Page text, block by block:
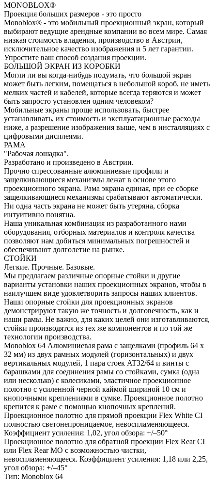
MONOBLOX®
Проекция больших размеров - это просто
Monoblox® - это мобильный проекционный экран, который
выбирают ведущие арендные компании во всем мире. Самая
низкая стоимость владения, производство в Австрии,
исключительное качество изображения и 5 лет гарантии.
Упростите ваш способ создания проекции.
БОЛЬШОЙ ЭКРАН ИЗ КОРОБКИ
Могли ли вы когда-нибудь подумать, что большой экран
может быть легким, помещаться в небольшой короб, не иметь
мелких частей и кабелей, которые всегда теряются и может
быть запросто установлен одним человеком?
Мобильные экраны проще использовать, быстрее
устанавливать, их стоимость и эксплуатационные расходы
ниже, а разрешение изображения выше, чем в инсталляциях с
цифровыми дисплеями.
РАМА
"Рабочая лошадка".
Разработано и произведено в Австрии.
Прочно спрессованные алюминиевые профили и
защелкивающиеся механизмы лежат в основе этого
проекционного экрана. Рама экрана единая, при ее сборке
защелкивающиеся механизмы срабатывают автоматически.
Ни одна часть экрана не может быть утеряна, сборка
интуитивно понятна.
Наша уникальная комбинация из разработанного нами
оборудования, отборных материалов и контроля качества
позволяют нам добиться минимальных погрешностей и
обеспечивают долголетие на рынке.
СТОЙКИ
Легкие. Прочные. Базовые.
Мы предлагаем различные опорные стойки и другие
варианты установки наших проекционных экранов, чтобы в
наилучшем виде удовлетворить запросы наших клиентов.
Наши опорные стойки для проекционных экранов
демонстрируют такую же точность и долговечность, как и
наши рамы. Не важно, для каких целей они изготавливаются,
стойки производятся из тех же компонентов и по той же
технологии производства.
Monoblox 64 Алюминиевая рама с защелками (профиль 64 x
32 мм) из двух рамных модулей (горизонтальных) и двух
вертикальных модулей, 1 пара стоек AT32/64 и винты с
барашками для соединения рамы со стойками, сумка (одна
или несколько) с колесиками, эластичное проекционное
полотно с усиленной черной каймой шириной 10 см и
кнопочными креплениями в сумке. Проекционное полотно
крепится к раме с помощью кнопочных креплений.
Проекционное полотно для прямой проекции Flex White CI
полностью светонепроницаемое, невоспламеняющееся.
Коэффициент усиления: 1,02, угол обзора: +/–50°
Проекционное полотно для обратной проекции Flex Rear CI
или Flex Rear MO с возможностью чистки,
невоспламеняющееся. Коэффициент усиления: 1,18 или 2,25,
угол обзора: +/–45°
Тип: Monoblox 64